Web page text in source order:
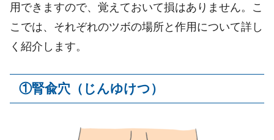
用できますので、覚えておいて損はありません。こ
こでは、それぞれのツボの場所と作用について詳し
く紹介します。
①腎兪穴（じんゆけつ）